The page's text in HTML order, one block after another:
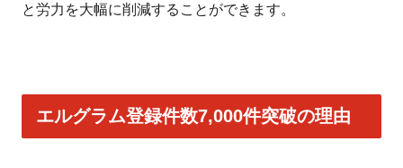
と労力を大幅に削減することができます。
エルグラム登録件数7,000件突破の理由